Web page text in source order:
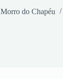
Morro do Chapéu